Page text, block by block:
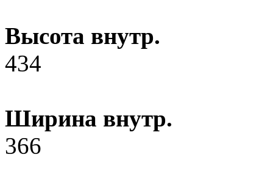
Высота внутр.
434
Ширина внутр.
366